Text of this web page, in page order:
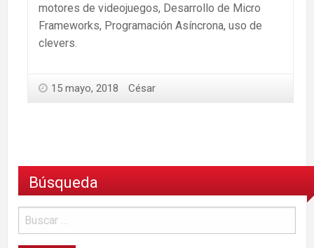
motores de videojuegos, Desarrollo de Micro
Frameworks, Programación Asíncrona, uso de
clevers.
15 mayo, 2018 César
Búsqueda